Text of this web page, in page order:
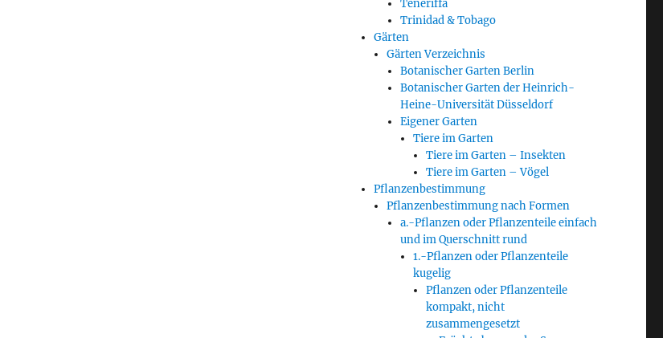
Teneriffa
Trinidad & Tobago
Gärten
Gärten Verzeichnis
Botanischer Garten Berlin
Botanischer Garten der Heinrich-
Heine-Universität Düsseldorf
Eigener Garten
Tiere im Garten
Tiere im Garten – Insekten
Tiere im Garten – Vögel
Pflanzenbestimmung
Pflanzenbestimmung nach Formen
a.-Pflanzen oder Pflanzenteile einfach
und im Querschnitt rund
1.-Pflanzen oder Pflanzenteile
kugelig
Pflanzen oder Pflanzenteile
kompakt, nicht
zusammengesetzt